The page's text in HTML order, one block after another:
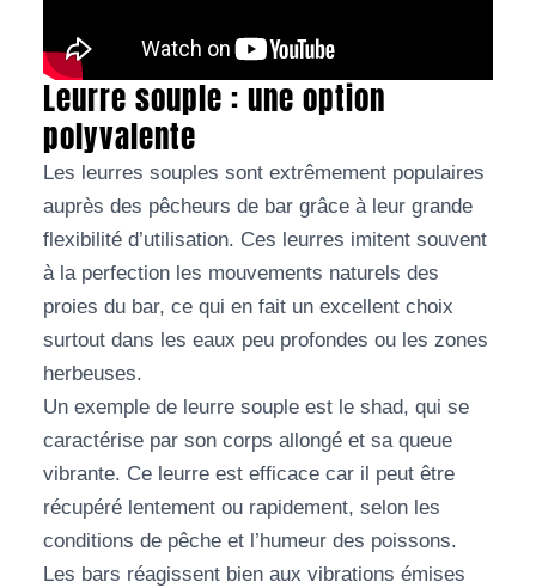
Leurre souple : une option
polyvalente
Les leurres souples sont extrêmement populaires
auprès des pêcheurs de bar grâce à leur grande
flexibilité d’utilisation. Ces leurres imitent souvent
à la perfection les mouvements naturels des
proies du bar, ce qui en fait un excellent choix
surtout dans les eaux peu profondes ou les zones
herbeuses.
Un exemple de leurre souple est le shad, qui se
caractérise par son corps allongé et sa queue
vibrante. Ce leurre est efficace car il peut être
récupéré lentement ou rapidement, selon les
conditions de pêche et l’humeur des poissons.
Les bars réagissent bien aux vibrations émises